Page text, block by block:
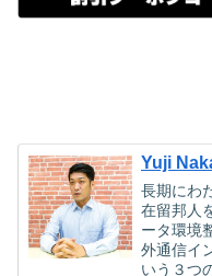
Yuji
長期にわ
在留邦人
ータ環境
外通信イ
いう３つ